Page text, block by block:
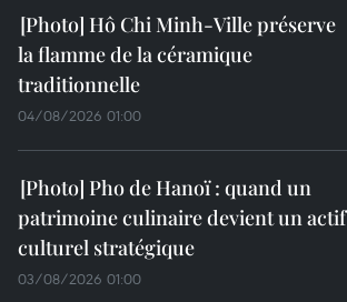
Hô Chi Minh-Ville préserve
la flamme de la céramique
traditionnelle
04/08/2026 01:00
Pho de Hanoï : quand un
patrimoine culinaire devient un actif
culturel stratégique
03/08/2026 01:00